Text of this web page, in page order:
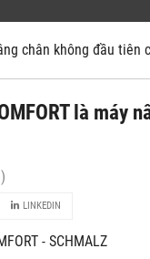
chân không đầu tiên
là máy
)
LINKEDIN
- SCHMALZ